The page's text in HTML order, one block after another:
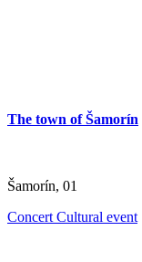
Dunajská Streda, 01
The town of Šamorín
Šamorín, 01
Concert Cultural event